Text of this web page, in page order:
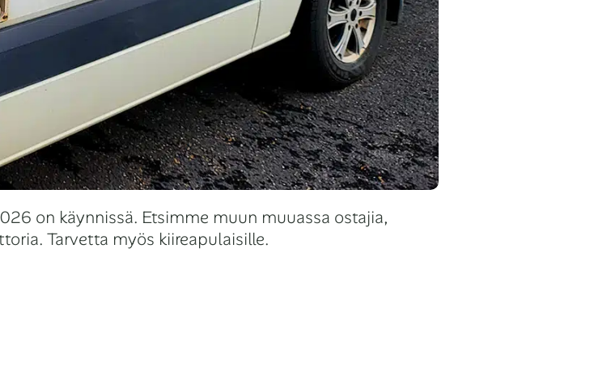
on käynnissä. Etsimme muun muuassa ostajia,
Tarvetta myös kiireapulaisille.